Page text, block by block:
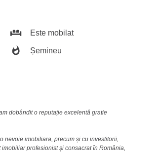
Este mobilat
Șemineu
dobândit o reputație excelentă gratie
nevoie imobiliara, precum și cu investitorii,
profesionist și consacrat în România,